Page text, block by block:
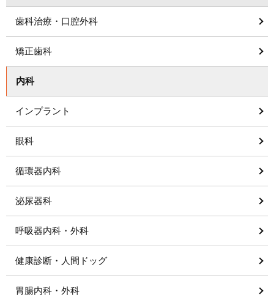
歯科治療・口腔外科
矯正歯科
内科
インプラント
眼科
循環器内科
泌尿器科
呼吸器内科・外科
健康診断・人間ドッグ
胃腸内科・外科